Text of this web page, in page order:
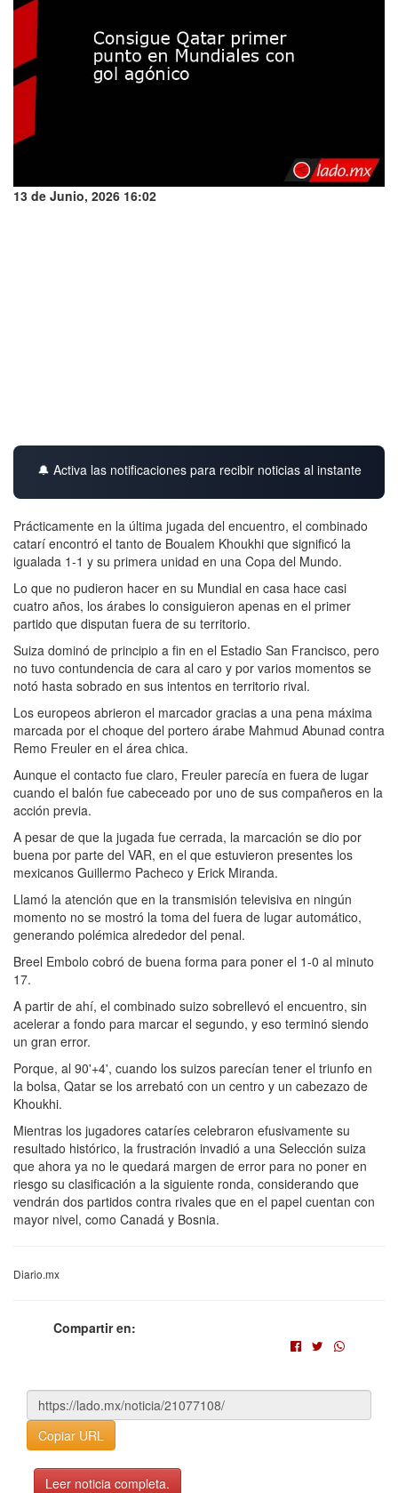
13 de Junio, 2026 16:02
🔔 Activa las notificaciones para recibir noticias al instante
Prácticamente en la última jugada del encuentro, el combinado
catarí encontró el tanto de Boualem Khoukhi que significó la
igualada 1-1 y su primera unidad en una Copa del Mundo.
Lo que no pudieron hacer en su Mundial en casa hace casi
cuatro años, los árabes lo consiguieron apenas en el primer
partido que disputan fuera de su territorio.
Suiza dominó de principio a fin en el Estadio San Francisco, pero
no tuvo contundencia de cara al caro y por varios momentos se
notó hasta sobrado en sus intentos en territorio rival.
Los europeos abrieron el marcador gracias a una pena máxima
marcada por el choque del portero árabe Mahmud Abunad contra
Remo Freuler en el área chica.
Aunque el contacto fue claro, Freuler parecía en fuera de lugar
cuando el balón fue cabeceado por uno de sus compañeros en la
acción previa.
A pesar de que la jugada fue cerrada, la marcación se dio por
buena por parte del VAR, en el que estuvieron presentes los
mexicanos Guillermo Pacheco y Erick Miranda.
Llamó la atención que en la transmisión televisiva en ningún
momento no se mostró la toma del fuera de lugar automático,
generando polémica alrededor del penal.
Breel Embolo cobró de buena forma para poner el 1-0 al minuto
17.
A partir de ahí, el combinado suizo sobrellevó el encuentro, sin
acelerar a fondo para marcar el segundo, y eso terminó siendo
un gran error.
Porque, al 90'+4', cuando los suizos parecían tener el triunfo en
la bolsa, Qatar se los arrebató con un centro y un cabezazo de
Khoukhi.
Mientras los jugadores cataríes celebraron efusivamente su
resultado histórico, la frustración invadió a una Selección suiza
que ahora ya no le quedará margen de error para no poner en
riesgo su clasificación a la siguiente ronda, considerando que
vendrán dos partidos contra rivales que en el papel cuentan con
mayor nivel, como Canadá y Bosnia.
Diario.mx
Compartir en:
Copiar URL
Leer noticia completa.